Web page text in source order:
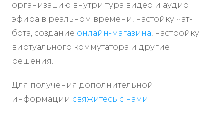
организацию внутри тура видео и аудио
эфира в реальном времени, настойку чат-
бота, создание онлайн-магазина, настройку
виртуального коммутатора и другие
решения.
Для получения дополнительной
информации свяжитесь с нами.